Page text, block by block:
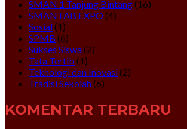
SMAN 1 Tanjung Bintang(16)
SMANTAB EXPO(4)
Sosial(1)
SPMB (6)
Sukses Siswa(2)
Tata Tertib (1)
Teknologi dan Inovasi(2)
Tradisi Sekolah(6)
KOMENTAR TERBARU